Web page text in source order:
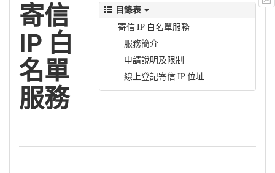
目錄表
寄信 IP 白名單服務
服務簡介
申請說明及限制
線上登記寄信 IP 位址
寄信
IP 白
名單
服務